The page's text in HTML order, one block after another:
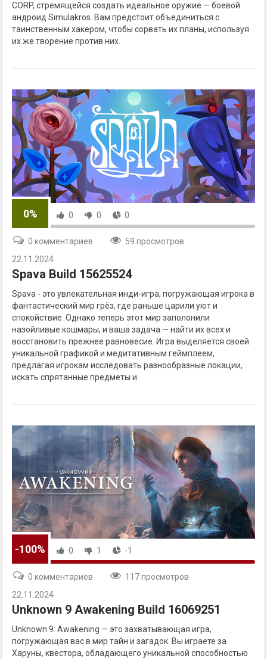
CORP, стремящейся создать идеальное оружие — боевой
андроид Simulakros. Вам предстоит объединиться с
таинственным хакером, чтобы сорвать их планы, используя
их же творение против них.
0% 0 0 0
0 комментариев
59 просмотров
22.11.2024
Spava Build 15625524
Spava - это увлекательная инди-игра, погружающая игрока в
фантастический мир грёз, где раньше царили уют и
спокойствие. Однако теперь этот мир заполонили
назойливые кошмары, и ваша задача — найти их всех и
восстановить прежнее равновесие. Игра выделяется своей
уникальной графикой и медитативным геймплеем,
предлагая игрокам исследовать разнообразные локации,
искать спрятанные предметы и
-100% 0 1 -1
0 комментариев
117 просмотров
22.11.2024
Unknown 9 Awakening Build 16069251
Unknown 9: Awakening — это захватывающая игра,
погружающая вас в мир тайн и загадок. Вы играете за
Харуны, квестора, обладающего уникальной способностью